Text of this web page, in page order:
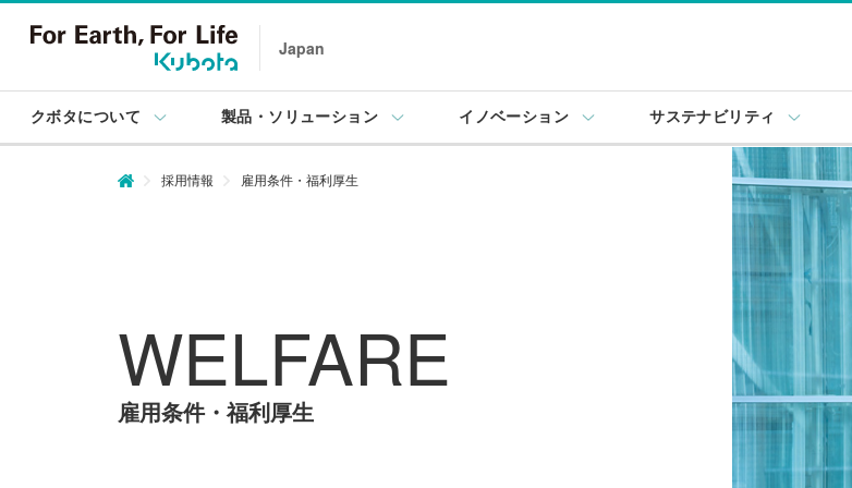
Japan
クボタについて 製品・ソリューション イノベーション サステナビリティ
採用情報 雇用条件・福利厚生
WELFARE
雇用条件・福利厚生